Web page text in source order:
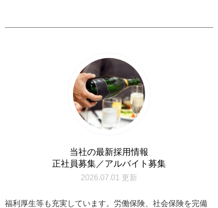
当社の最新採用情報
正社員募集／アルバイト募集
2026.07.01 更新
福利厚生等も充実しています。労働保険、社会保険を完備